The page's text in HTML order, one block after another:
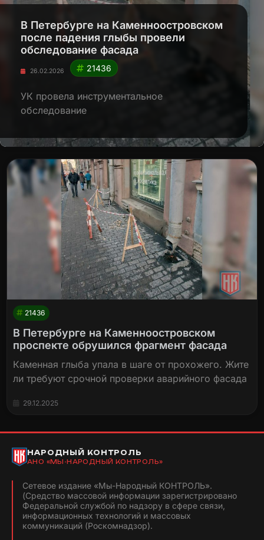
В Петербурге на Каменноостровском
после падения глыбы провели
обследование фасада
26.02.2026 21436
УК провела инструментальное
обследование
21436
В Петербурге на Каменноостровском
проспекте обрушился фрагмент фасада
Каменная глыба упала в шаге от прохожего. Жите
ли требуют срочной проверки аварийного фасада
29.12.2025
НАРОДНЫЙ КОНТРОЛЬ
АНО «МЫ-НАРОДНЫЙ КОНТРОЛЬ»
Сетевое издание «Мы-Народный КОНТРОЛЬ».
(Средство массовой информации зарегистрировано
Федеральной службой по надзору в сфере связи,
информационных технологий и массовых
коммуникаций (Роскомнадзор).